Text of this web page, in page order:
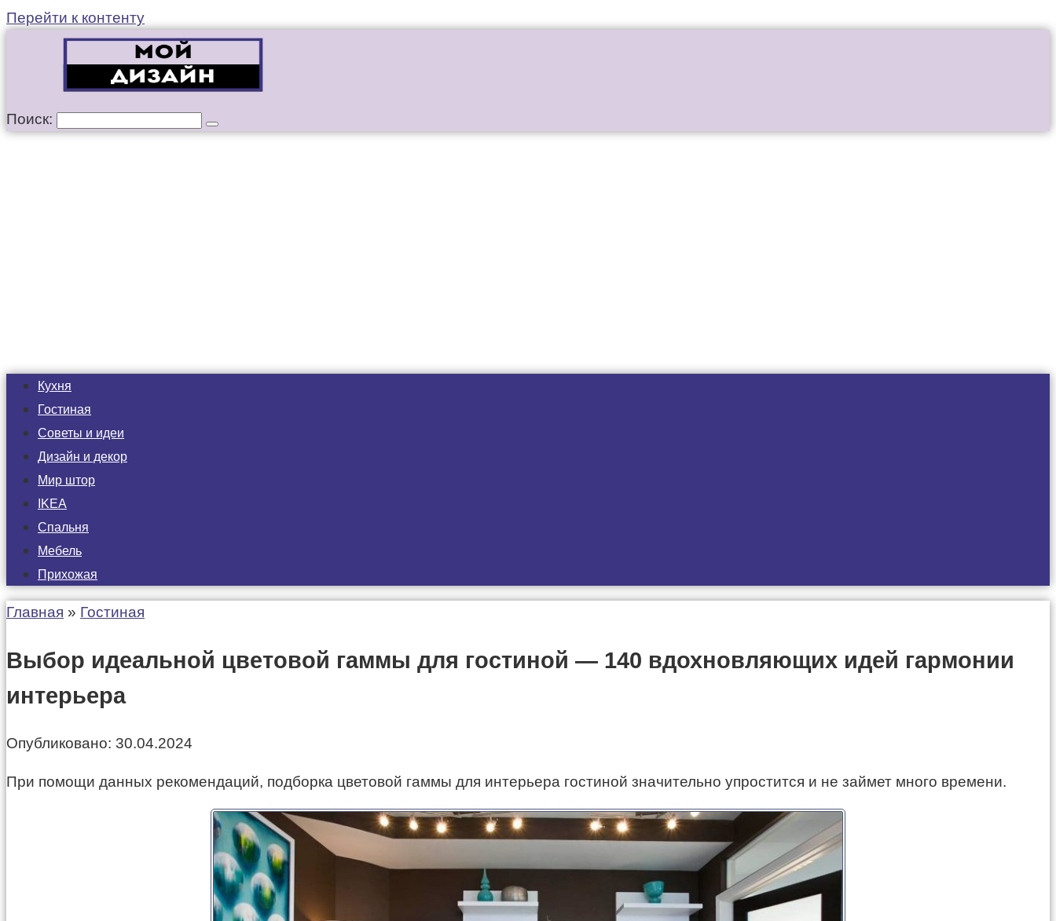
Перейти к контенту
Поиск:
Кухня
Гостиная
Советы и идеи
Дизайн и декор
Мир штор
IKEA
Спальня
Мебель
Прихожая
Главная » Гостиная
Выбор идеальной цветовой гаммы для гостиной — 140 вдохновляющих идей гармонии
интерьера
Опубликовано: 30.04.2024
При помощи данных рекомендаций, подборка цветовой гаммы для интерьера гостиной значительно упростится и не займет много времени.